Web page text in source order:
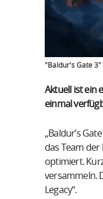
"Baldur's Gate 3"
Aktuell ist ein
einmal
„Baldur’s
das Team der
optimiert.
versammeln.
Legacy“.